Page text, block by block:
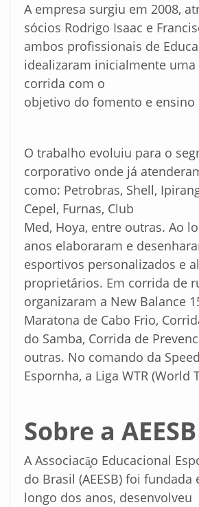
A empresa surgiu em 2008,
sócios Rodrigo Isaac e
ambos profissionais de
idealizaram inicialmente
corrida com o
objetivo do fomento e
O trabalho evoluiu para o
corporativo onde já
como: Petrobras, Shell,
Cepel, Furnas, Club
Med, Hoya, entre outras. Ao
anos elaboraram e
esportivos personalizados e
proprietários. Em corrida de
organizaram a New Balance
Maratona de Cabo Frio,
do Samba, Corrida de
outras. No comando da
Espornha, a Liga WTR (World
Sobre a AEESB
A Associacã̧o Educacional
do Brasil (AEESB) foi fundada
longo dos anos, desenvolveu